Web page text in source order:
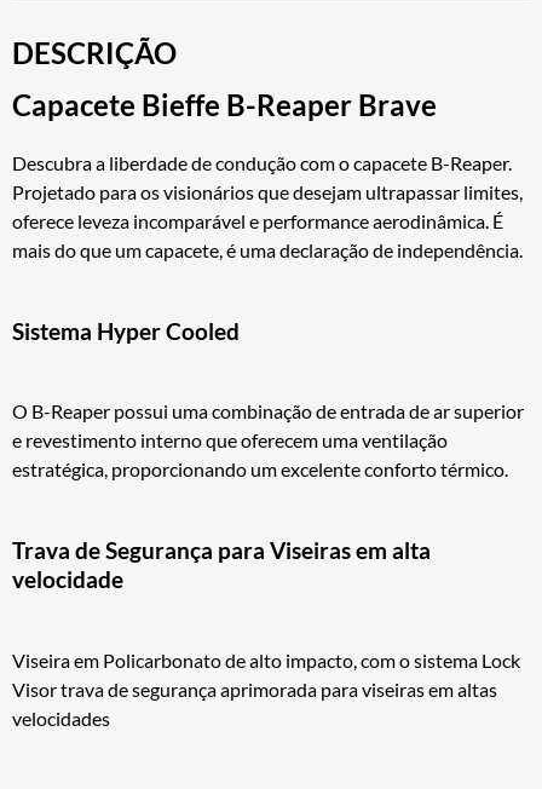
DESCRIÇÃO
Capacete Bieffe B-Reaper Brave
Descubra a liberdade de condução com o capacete B-Reaper.
Projetado para os visionários que desejam ultrapassar limites,
oferece leveza incomparável e performance aerodinâmica. É
mais do que um capacete, é uma declaração de independência.
Sistema Hyper Cooled
O B-Reaper possui uma combinação de entrada de ar superior
e revestimento interno que oferecem uma ventilação
estratégica, proporcionando um excelente conforto térmico.
Trava de Segurança para Viseiras em alta
velocidade
Viseira em Policarbonato de alto impacto, com o sistema Lock
Visor trava de segurança aprimorada para viseiras em altas
velocidades